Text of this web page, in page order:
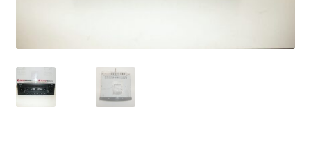
Politique de confidentialité
Procédure de Réclamation